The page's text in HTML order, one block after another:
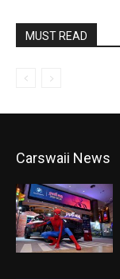
MUST READ
Carswaii News